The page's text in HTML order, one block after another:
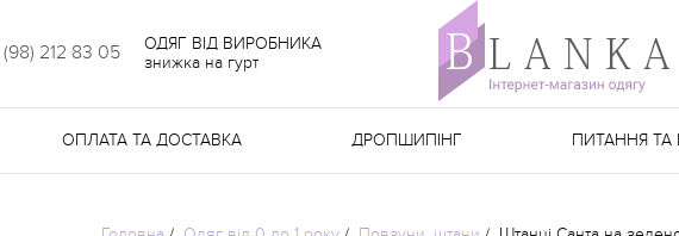
212 83 05
ОДЯГ ВІД ВИРОБНИКА
знижка на гурт
ОПЛАТА ТА ДОСТАВКА ДРОПШИПІНГ ПИТАННЯ ТА